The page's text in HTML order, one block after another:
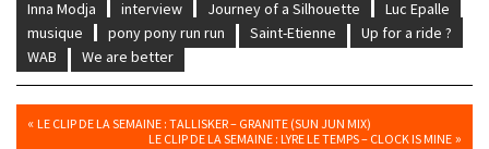
Inna Modja
interview Journey of a Silhouette
Luc Epalle
musique
pony pony run run Saint-Etienne
Up for a ride ?
WAB
We are better
« LE CLIP DE LA SEMAINE : TALLISKER – GRANITE (SUN JUN MIX)
LE CLIP DE LA SEMAINE : LYRE LE TEMPS – CLOCK IS MINE »